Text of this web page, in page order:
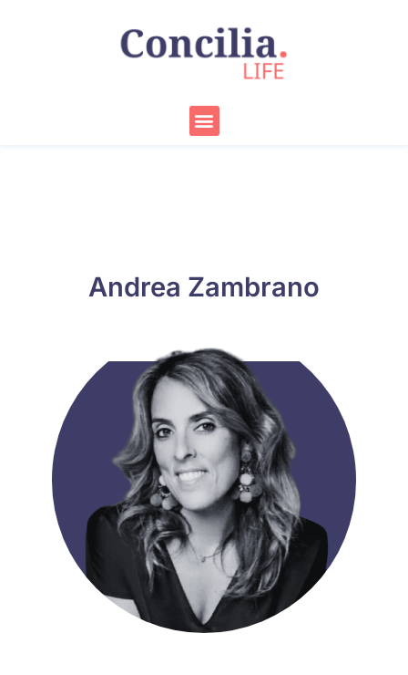
Menu
Andrea Zambrano